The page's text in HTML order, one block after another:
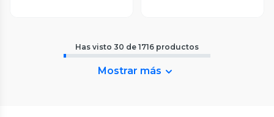
Has visto 30 de 1716 productos
Mostrar más